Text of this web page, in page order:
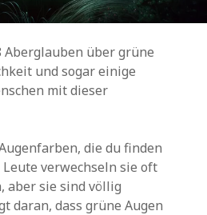
Aberglauben über grüne
und sogar einige
mit dieser
die du finden
verwechseln sie oft
aber sie sind völlig
daran, dass grüne Augen